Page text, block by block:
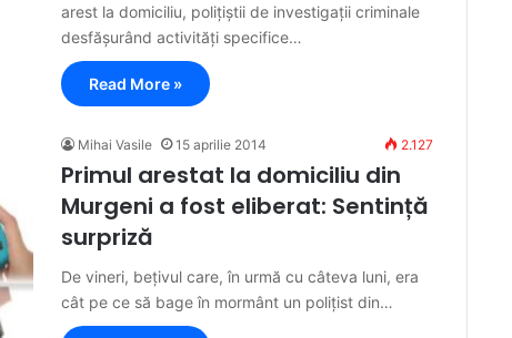
arest la domiciliu, polițiștii de investigații criminale
desfășurând activități specifice…
Read More »
Mihai Vasile 15 aprilie 2014 2.127
Primul arestat la domiciliu din
Murgeni a fost eliberat: Sentință
surpriză
De vineri, bețivul care, în urmă cu câteva luni, era
cât pe ce să bage în mormânt un polițist din…